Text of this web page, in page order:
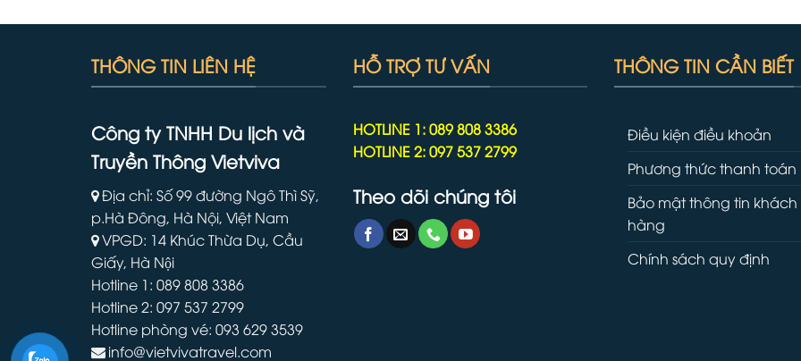
THÔNG TIN LIÊN HỆ
Công ty TNHH Du lịch và
Truyền Thông Vietviva
Địa chỉ: Số 99 đường Ngô Thì Sỹ,
p.Hà Đông, Hà Nội, Việt Nam
VPGD: 14 Khúc Thừa Dụ, Cầu
Giấy, Hà Nội
Hotline 1: 089 808 3386
Hotline 2: 097 537 2799
Hotline phòng vé: 093 629 3539
info@vietvivatravel.com
HỖ TRỢ TƯ VẤN
HOTLINE 1: 089 808 3386
HOTLINE 2: 097 537 2799
Theo dõi chúng tôi
THÔNG TIN CẦN BIẾT
Điều kiện điều khoản
Phương thức thanh toán
Bảo mật thông tin khách
hàng
Chính sách quy định